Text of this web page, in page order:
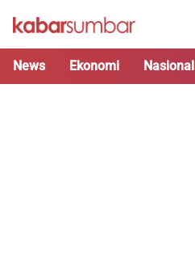
News Ekonomi Nasional